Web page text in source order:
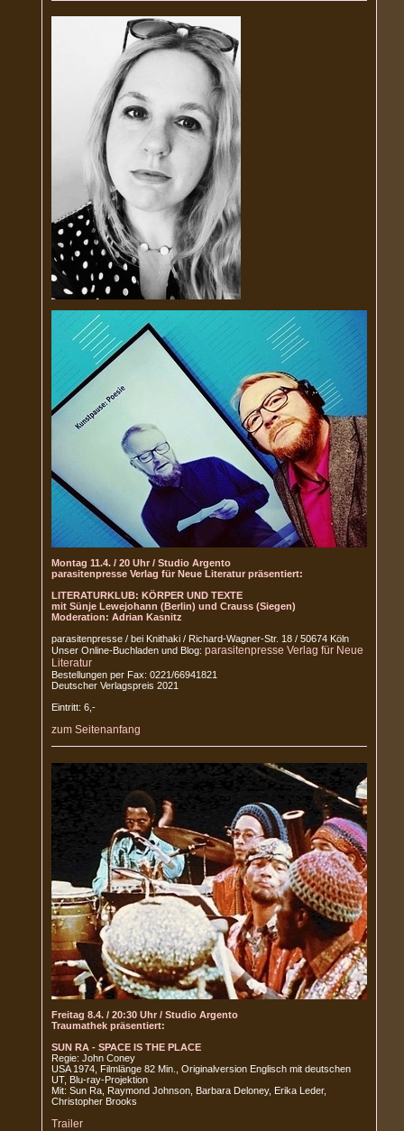
Montag 11.4. / 20 Uhr / Studio Argento
parasitenpresse Verlag für Neue Literatur präsentiert:
LITERATURKLUB: KÖRPER UND TEXTE
mit Sünje Lewejohann (Berlin) und Crauss (Siegen)
Moderation: Adrian Kasnitz
parasitenpresse / bei Knithaki / Richard-Wagner-Str. 18 / 50674 Köln
Unser Online-Buchladen und Blog: parasitenpresse Verlag für Neue
Literatur
Bestellungen per Fax: 0221/66941821
Deutscher Verlagspreis 2021
Eintritt: 6,-
zum Seitenanfang
Freitag 8.4. / 20:30 Uhr / Studio Argento
Traumathek präsentiert:
SUN RA - SPACE IS THE PLACE
Regie: John Coney
USA 1974, Filmlänge 82 Min., Originalversion Englisch mit deutschen
UT, Blu-ray-Projektion
Mit: Sun Ra, Raymond Johnson, Barbara Deloney, Erika Leder,
Christopher Brooks
Trailer